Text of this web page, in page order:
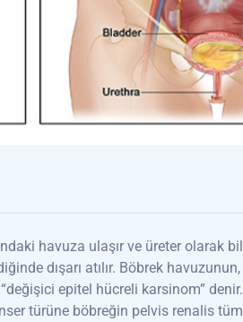
havuza ulaşır ve üreter olarak
dışarı atılır. Böbrek
epitel hücreli karsinom” denir.
türüne böbreğin pelvis renalis